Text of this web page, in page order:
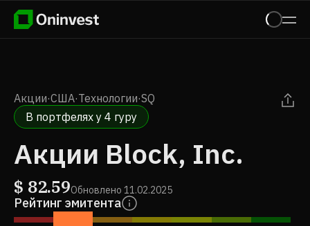
Акции·США·Технологии·SQ
В портфелях у 4 гуру
Акции Block, Inc.
$ 82.59Обновлено 11.02.2025
Рейтинг эмитента